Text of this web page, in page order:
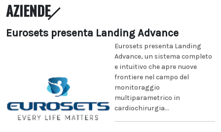
AZIENDE
Eurosets presenta Landing Advance
Eurosets presenta Landing
Advance, un sistema completo
e intuitivo che apre nuove
frontiere nel campo del
monitoraggio
multiparametrico in
cardiochirurgia...